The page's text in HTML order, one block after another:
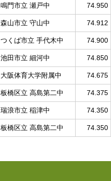
鳴門市立 瀬戸中 74.950
森山市立 守山中 74.912
つくば市立 手代木中 74.900
池田市立 細河中 74.850
大阪体育大学附属中 74.675
板橋区立 高島第二中 74.375
瑞浪市立 稲津中 74.350
板橋区立 高島第二中 74.350